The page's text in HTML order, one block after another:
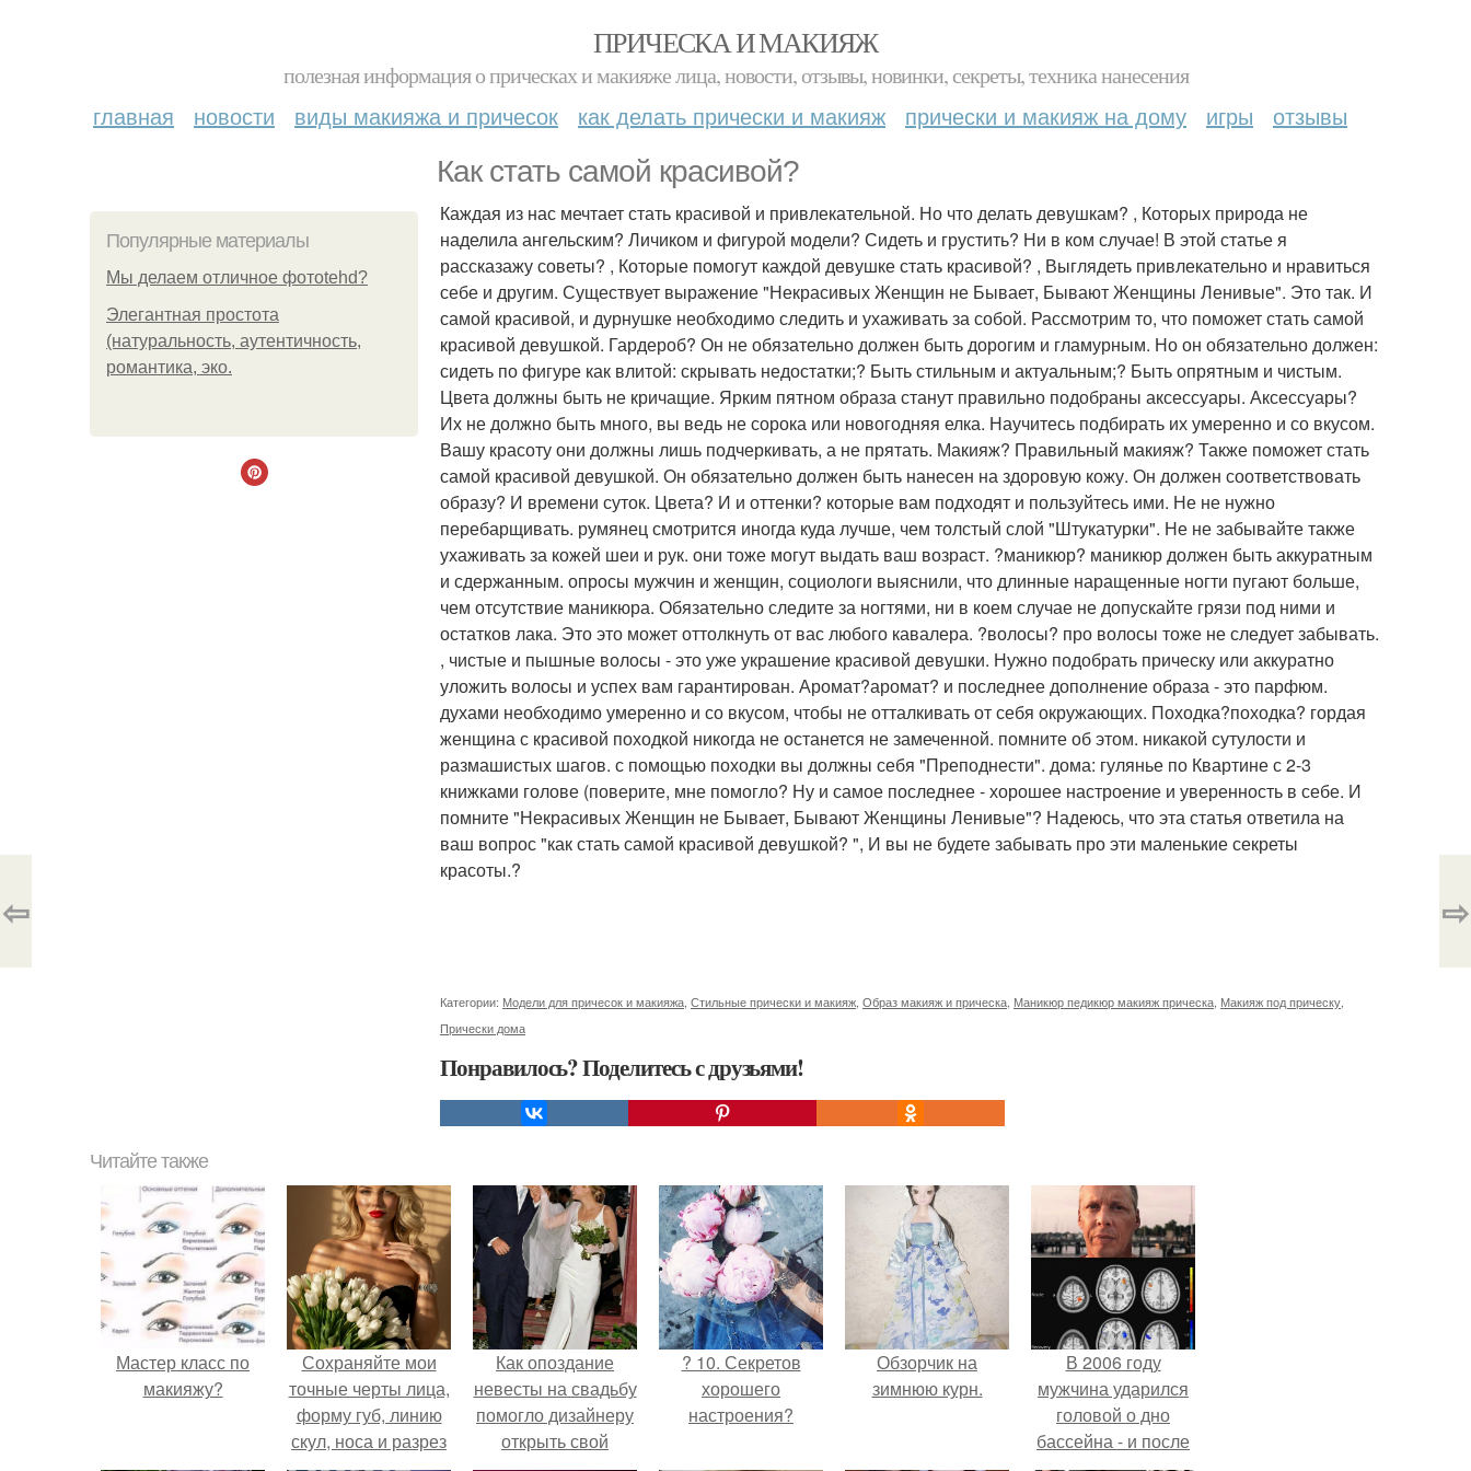
ПРИЧЕСКА И МАКИЯЖ
полезная информация о прическах и макияже лица, новости, отзывы, новинки, секреты, техника нанесения
главная новости виды макияжа и причесок как делать прически и макияж прически и макияж на дому игры отзывы
Как стать самой красивой?
Популярные материалы
Мы делаем отличное фотоtehd?
Элегантная простота
(натуральность, аутентичность,
романтика, эко.
Каждая из нас мечтает стать красивой и привлекательной. Но что делать девушкам? , Которых природа не
наделила ангельским? Личиком и фигурой модели? Сидеть и грустить? Ни в ком случае! В этой статье я
рассказажу советы? , Которые помогут каждой девушке стать красивой? , Выглядеть привлекательно и нравиться
себе и другим. Существует выражение "Некрасивых Женщин не Бывает, Бывают Женщины Ленивые". Это так. И
самой красивой, и дурнушке необходимо следить и ухаживать за собой. Рассмотрим то, что поможет стать самой
красивой девушкой. Гардероб? Он не обязательно должен быть дорогим и гламурным. Но он обязательно должен:
сидеть по фигуре как влитой: скрывать недостатки;? Быть стильным и актуальным;? Быть опрятным и чистым.
Цвета должны быть не кричащие. Ярким пятном образа станут правильно подобраны аксессуары. Аксессуары?
Их не должно быть много, вы ведь не сорока или новогодняя елка. Научитесь подбирать их умеренно и со вкусом.
Вашу красоту они должны лишь подчеркивать, а не прятать. Макияж? Правильный макияж? Также поможет стать
самой красивой девушкой. Он обязательно должен быть нанесен на здоровую кожу. Он должен соответствовать
образу? И времени суток. Цвета? И и оттенки? которые вам подходят и пользуйтесь ими. Не не нужно
перебарщивать. румянец смотрится иногда куда лучше, чем толстый слой "Штукатурки". Не не забывайте также
ухаживать за кожей шеи и рук. они тоже могут выдать ваш возраст. ?маникюр? маникюр должен быть аккуратным
и сдержанным. опросы мужчин и женщин, социологи выяснили, что длинные наращенные ногти пугают больше,
чем отсутствие маникюра. Обязательно следите за ногтями, ни в коем случае не допускайте грязи под ними и
остатков лака. Это это может оттолкнуть от вас любого кавалера. ?волосы? про волосы тоже не следует забывать.
, чистые и пышные волосы - это уже украшение красивой девушки. Нужно подобрать прическу или аккуратно
уложить волосы и успех вам гарантирован. Аромат?аромат? и последнее дополнение образа - это парфюм.
духами необходимо умеренно и со вкусом, чтобы не отталкивать от себя окружающих. Походка?походка? гордая
женщина с красивой походкой никогда не останется не замеченной. помните об этом. никакой сутулости и
размашистых шагов. с помощью походки вы должны себя "Преподнести". дома: гулянье по Квартине с 2-3
книжками голове (поверите, мне помогло? Ну и самое последнее - хорошее настроение и уверенность в себе. И
помните "Некрасивых Женщин не Бывает, Бывают Женщины Ленивые"? Надеюсь, что эта статья ответила на
ваш вопрос "как стать самой красивой девушкой? ", И вы не будете забывать про эти маленькие секреты
красоты.?
Категории: Модели для причесок и макияжа Стильные прически и макияж Образ макияж и прическа Маникюр педикюр макияж прическа Макияж под прическу
Прически дома
Понравилось? Поделитесь с друзьями!
⇦ ⇨
Читайте также
Мастер класс по
макияжу?
Сохраняйте мои
точные черты лица,
форму губ, линию
скул, носа и разрез
Как опоздание
невесты на свадьбу
помогло дизайнеру
открыть свой
? 10. Секретов
хорошего
настроения?
Обзорчик на
зимнюю курн.
В 2006 году
мужчина ударился
головой о дно
бассейна - и после